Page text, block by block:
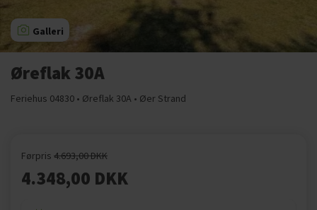
Galleri
Øreflak 30A
Feriehus 04830 • Øreflak 30A • Øer Strand
Førpris 4.693,00 DKK
4.348,00 DKK